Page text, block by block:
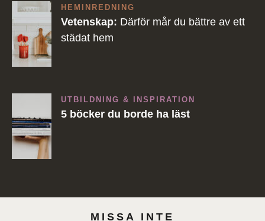
HEMINREDNING
Vetenskap: Därför mår du bättre av ett
städat hem
UTBILDNING & INSPIRATION
5 böcker du borde ha läst
MISSA INTE